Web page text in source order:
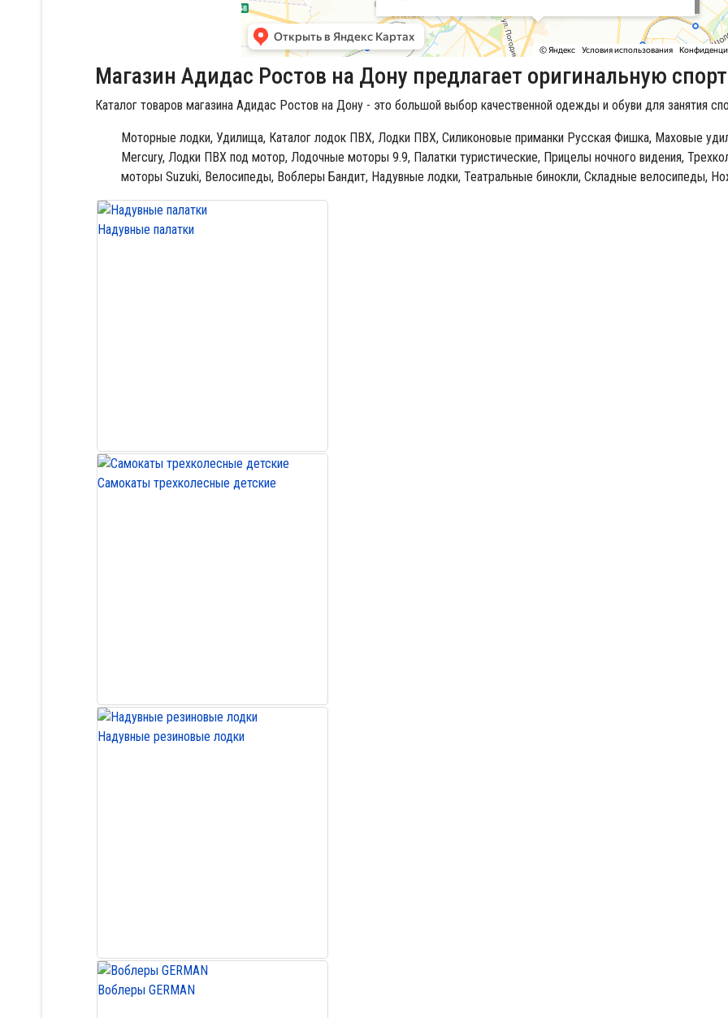
Магазин Адидас Ростов на Дону предлагает оригинальную
Каталог товаров магазина Адидас Ростов на Дону - это большой выбор качественной одежды и обуви для занятия
Моторные лодки, Удилища, Каталог лодок ПВХ, Лодки ПВХ, Силиконовые приманки Русская Фишка, Маховые
Mercury, Лодки ПВХ под мотор, Лодочные моторы 9.9, Палатки туристические, Прицелы ночного видения,
моторы Suzuki, Велосипеды, Воблеры Бандит, Надувные лодки, Театральные бинокли, Cкладные велосипеды,
Надувные палатки
Самокаты трехколесные детские
Надувные резиновые лодки
Воблеры GERMAN